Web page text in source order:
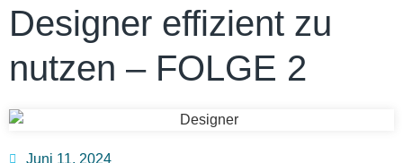
Designer effizient zu
nutzen – FOLGE 2
Juni 11, 2024